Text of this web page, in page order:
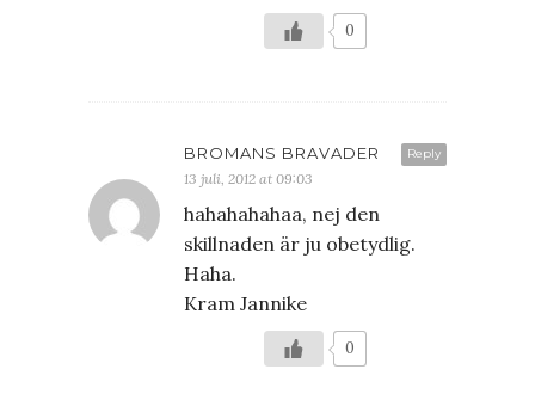
0
Reply
BROMANS BRAVADER
13 juli, 2012 at 09:03
hahahahahaa, nej den
skillnaden är ju obetydlig.
Haha.
Kram Jannike
0